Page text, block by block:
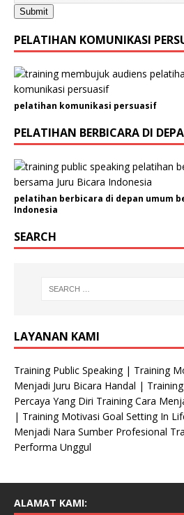
n
i
s
H
P
N
m
a
Submit
PELATIHAN KOMUNIKASI
pelatihan komunikasi persuasif
PELATIHAN BERBICARA DI
pelatihan berbicara di depan umum
Indonesia
SEARCH
LAYANAN KAMI
Training Public Speaking | Training
Menjadi Juru Bicara Handal |
Percaya Yang Diri Training Cara
| Training Motivasi Goal Setting In
Menjadi Nara Sumber Profesional
Performa Unggul
ALAMAT KAMI: